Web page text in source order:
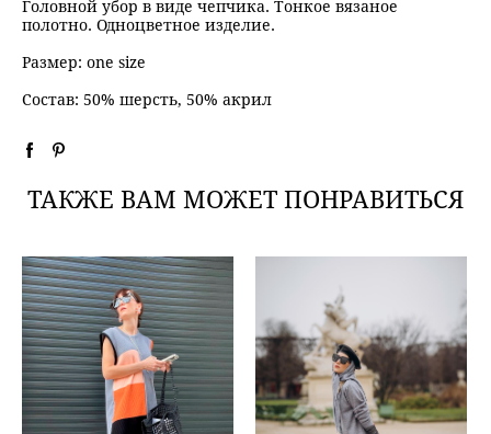
Головной убор в виде чепчика. Тонкое вязаное
полотно. Одноцветное изделие.
Размер: one size
Состав: 50% шерсть, 50% акрил
ТАКЖЕ ВАМ МОЖЕТ ПОНРАВИТЬСЯ